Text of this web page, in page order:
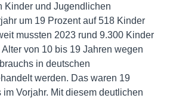
Kinder und Jugendlichen
um 19 Prozent auf 518 Kinder
mussten 2023 rund 9.300 Kinder
von 10 bis 19 Jahren wegen
in deutschen
werden. Das waren 19
Vorjahr. Mit diesem deutlichen